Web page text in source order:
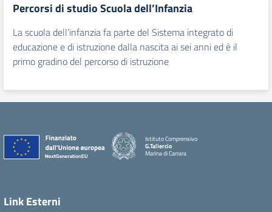
Percorsi di studio Scuola dell’Infanzia
La scuola dell’infanzia fa parte del Sistema integrato di
educazione e di istruzione dalla nascita ai sei anni ed è il
primo gradino del percorso di istruzione
Istituto Comprensivo
G.Taliercio
Marina di Carrara
Link Esterni